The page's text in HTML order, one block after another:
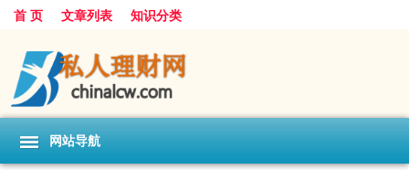
首 页 文章列表 知识分类
网站导航